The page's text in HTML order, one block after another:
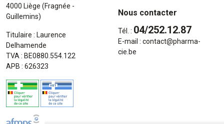
4000 Liège (Fragnée -
Guillemins)
Titulaire : Laurence
Delhamende
TVA : BE0880.554.122
APB : 626323
Nous contacter
Tél. : 04/252.12.87
E-mail : contact@pharma-
cie.be